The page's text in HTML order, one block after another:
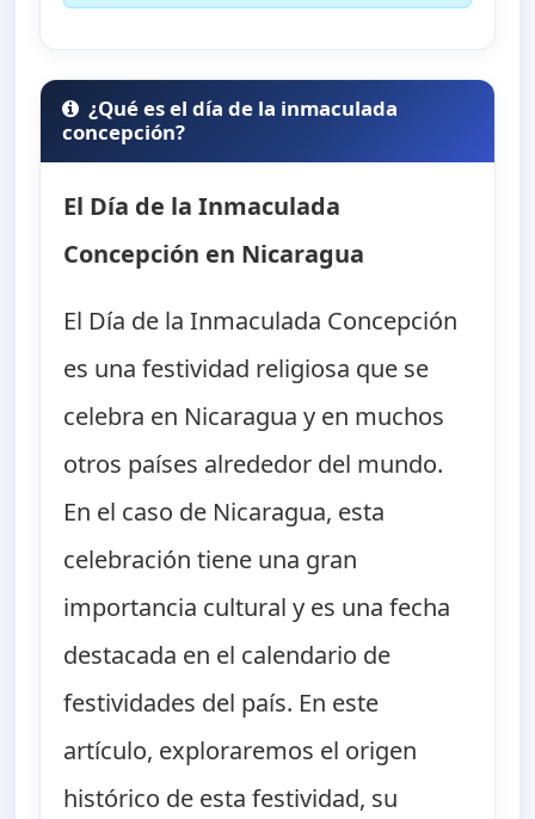
¿Qué es el día de la inmaculada
concepción?
El Día de la Inmaculada
Concepción en Nicaragua
El Día de la Inmaculada Concepción
es una festividad religiosa que se
celebra en Nicaragua y en muchos
otros países alrededor del mundo.
En el caso de Nicaragua, esta
celebración tiene una gran
importancia cultural y es una fecha
destacada en el calendario de
festividades del país. En este
artículo, exploraremos el origen
histórico de esta festividad, su